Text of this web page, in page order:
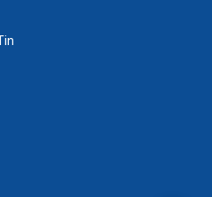
cần lưu ý để đảm bảo
an toàn trong quá trình
điểm cần quan tâm: